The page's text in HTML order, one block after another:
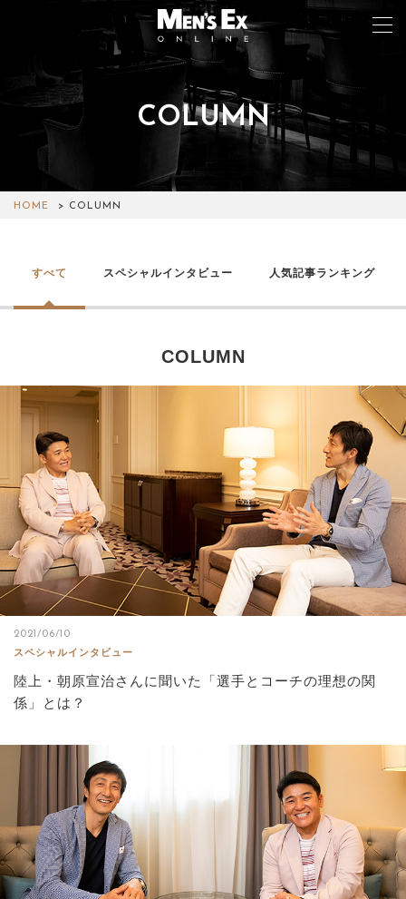
COLUMN
HOME COLUMN
すべて スペシャルインタビュー 人気記事ランキング
COLUMN
2021/06/10
スペシャルインタビュー
陸上・朝原宣治さんに聞いた「選手とコーチの理想の関
係」とは？
TOP
FASHION
WATCH
LIFESTYLE
ABOUT SITE
サイトマップ